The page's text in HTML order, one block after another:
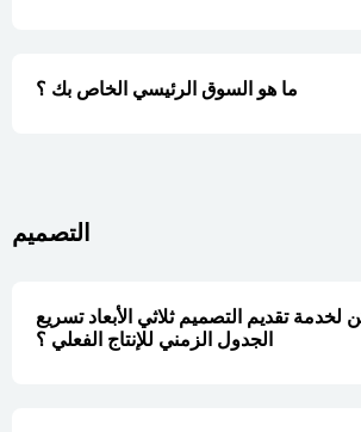
ما هو السوق الرئيسي الخاص بك ؟
التصميم
لخدمة تقديم التصميم ثلاثي الأبعاد تسريع
الجدول الزمني للإنتاج الفعلي ؟